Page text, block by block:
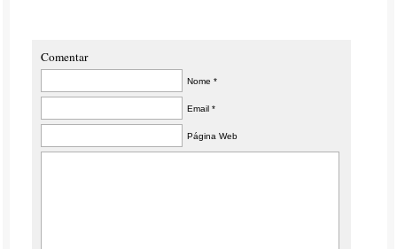
Comentar
Nome *
Email *
Página Web